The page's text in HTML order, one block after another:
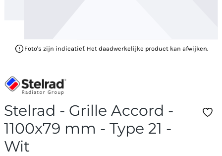
Foto's zijn indicatief. Het daadwerkelijke product kan afwijken.
Stelrad - Grille Accord -
1100x79 mm - Type 21 -
Wit